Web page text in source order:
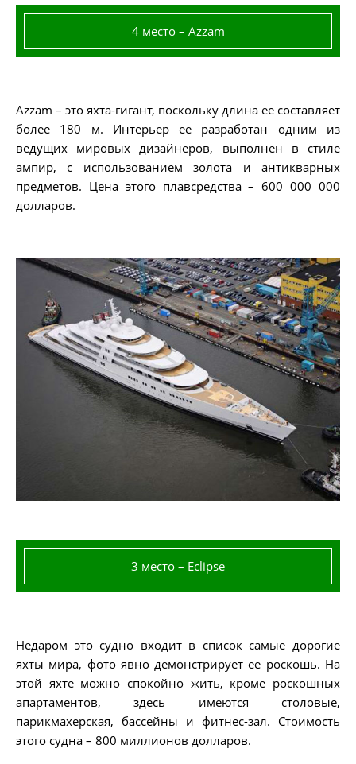
4 место – Azzam
Azzam – это яхта-гигант, поскольку длина ее составляет
более 180 м. Интерьер ее разработан одним из
ведущих мировых дизайнеров, выполнен в стиле
ампир, с использованием золота и антикварных
предметов. Цена этого плавсредства – 600 000 000
долларов.
3 место – Eclipse
Недаром это судно входит в список самые дорогие
яхты мира, фото явно демонстрирует ее роскошь. На
этой яхте можно спокойно жить, кроме роскошных
апартаментов, здесь имеются столовые,
парикмахерская, бассейны и фитнес-зал. Стоимость
этого судна – 800 миллионов долларов.